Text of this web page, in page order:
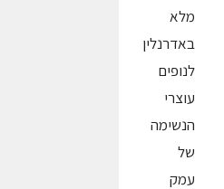
מלא
באדרנלין
לנופים
עוצרי
הנשימה
של
עמק